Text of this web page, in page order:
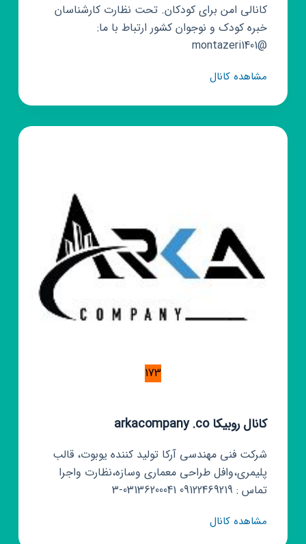
کانالی امن برای کودکان. تحت نظارت کارشناسان
خبره کودک و نوجوان کشور ارتباط با ما:
@montazeri1401
مشاهده کانالکانال
قصه
و
173
کانال روبیکا arkacompany .co
شرکت فنی مهندسی آرکا تولید کننده یوبوت، قالب
پلیمری،وافل طراحی معماری وسازه،نظارت واجرا
تماس : 09122469219 03136200041-3
مشاهده کانالکانال